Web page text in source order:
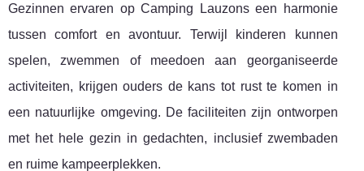
Gezinnen ervaren op Camping Lauzons een harmonie
tussen comfort en avontuur. Terwijl kinderen kunnen
spelen, zwemmen of meedoen aan georganiseerde
activiteiten, krijgen ouders de kans tot rust te komen in
een natuurlijke omgeving. De faciliteiten zijn ontworpen
met het hele gezin in gedachten, inclusief zwembaden
en ruime kampeerplekken.